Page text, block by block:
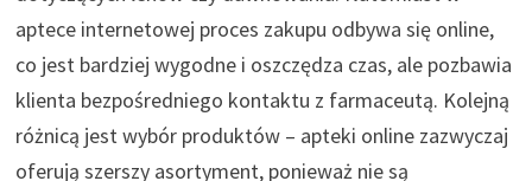
aptece internetowej proces zakupu odbywa się online,
co jest bardziej wygodne i oszczędza czas, ale pozbawia
klienta bezpośredniego kontaktu z farmaceutą. Kolejną
różnicą jest wybór produktów – apteki online zazwyczaj
oferują szerszy asortyment, ponieważ nie są